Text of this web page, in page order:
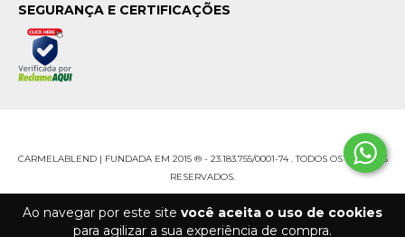
Ao navegar por este site você aceita o uso de cookies
para agilizar a sua experiência de compra.
SEGURANÇA E CERTIFICAÇÕES